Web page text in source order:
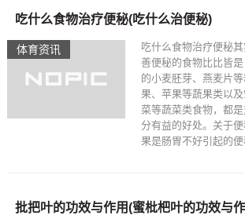
体育资讯
吃什么食物治疗便秘(吃什么治便秘)
吃什么食物治疗便秘
善便秘的食物比比皆
的小麦胚芽、燕麦片
果、苹果等蔬果类以
菜等蔬菜类食物，都
分有益的好处。关于
果是肠胃不好引起的
批把叶的功效与作用(蜜枇杷叶的功效与